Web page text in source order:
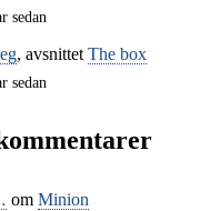
sedan
, avsnittet The box
sedan
om Minion